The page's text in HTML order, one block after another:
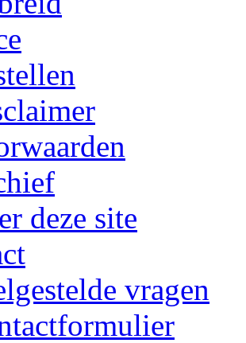
deze site
vragen